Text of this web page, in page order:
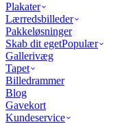
Plakater
Lærredsbilleder
Pakkeløsninger
Skab dit egetPopulær
Gallerivæg
Tapet
Billedrammer
Blog
Gavekort
Kundeservice